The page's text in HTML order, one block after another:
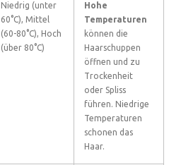
Niedrig (unter
60°C), Mittel
(60-80°C), Hoch
(über 80°C)
Hohe
Temperaturen
können die
Haarschuppen
öffnen und zu
Trockenheit
oder Spliss
führen. Niedrige
Temperaturen
schonen das
Haar.